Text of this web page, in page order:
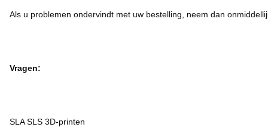
Als u problemen ondervindt met uw bestelling, neem dan
Vragen:
SLA SLS 3D-printen